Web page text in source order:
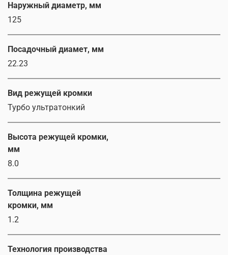
Наружный диаметр, мм
125
Посадочный диамет, мм
22.23
Вид режущей кромки
Турбо ультратонкий
Высота режущей кромки,
мм
8.0
Толщина режущей
кромки, мм
1.2
Технология производства